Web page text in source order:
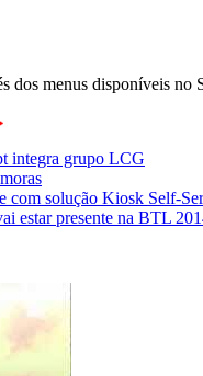
dos menus disponíveis no
integra grupo LCG
com solução Kiosk Self-
estar presente na BTL